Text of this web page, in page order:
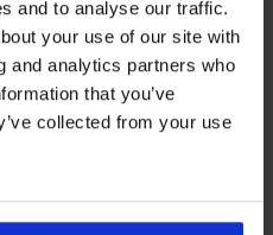
and to analyse our traffic.
your use of our site with
and analytics partners who
that you’ve
collected from your use